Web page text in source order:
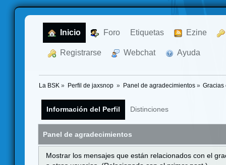
Inicio Foro Etiquetas Ezine
Registrarse Webchat Ayuda
La BSK » Perfil de jaxsnop » Panel de agradecimientos» Gracias
Información del Perfil Distinciones
Panel de agradecimientos
Mostrar los mensajes que están relacionados con el